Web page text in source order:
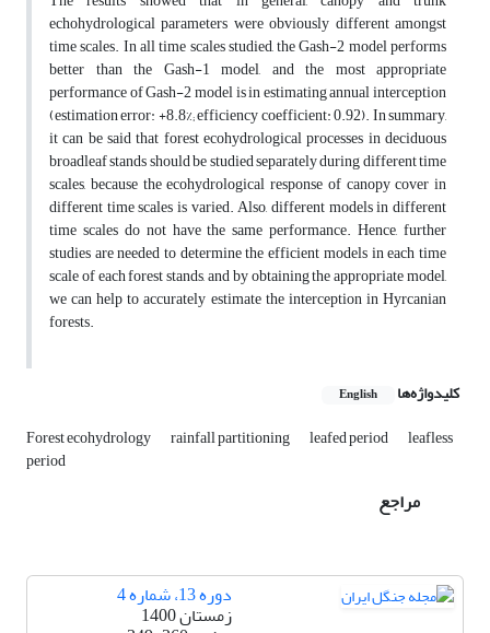
echohydrological parameters were obviously different amongst
time scales. In all time scales studied, the Gash-2 model performs
better than the Gash-1 model, and the most appropriate
performance of Gash-2 model is in estimating annual interception
(estimation error: +8.8%; efficiency coefficient: 0.92). In summary,
it can be said that forest ecohydrological processes in deciduous
broadleaf stands should be studied separately during different time
scales, because the ecohydrological response of canopy cover in
different time scales is varied. Also, different models in different
time scales do not have the same performance. Hence, further
studies are needed to determine the efficient models in each time
scale of each forest stands, and by obtaining the appropriate model,
we can help to accurately estimate the interception in Hyrcanian
forests.
کلیدواژه‌ها English
Forest ecohydrology rainfall partitioning leafed period leafless
period
مراجع
دوره 13، شماره 4
زمستان 1400